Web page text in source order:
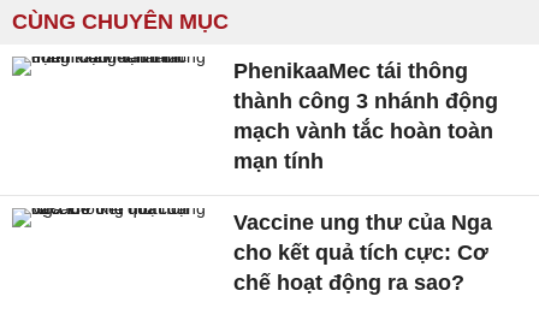
CÙNG CHUYÊN MỤC
PhenikaaMec tái thông
thành công 3 nhánh động
mạch vành tắc hoàn toàn
mạn tính
Vaccine ung thư của Nga
cho kết quả tích cực: Cơ
chế hoạt động ra sao?